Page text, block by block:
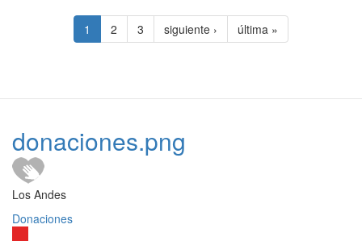
1 2 3 siguiente › última »
donaciones.png
Los Andes
Donaciones